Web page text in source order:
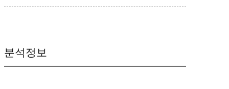
분석정보